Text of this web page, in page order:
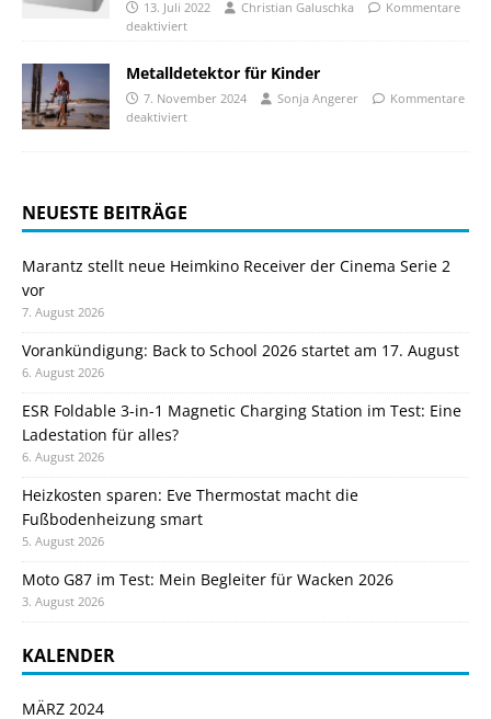
13. Juli 2022 Christian Galuschka
Kommentare
deaktiviert
Metalldetektor für Kinder
7. November 2024 Sonja Angerer
Kommentare
deaktiviert
NEUESTE BEITRÄGE
Marantz stellt neue Heimkino Receiver der Cinema Serie 2
vor
7. August 2026
Vorankündigung: Back to School 2026 startet am 17. August
6. August 2026
ESR Foldable 3-in-1 Magnetic Charging Station im Test: Eine
Ladestation für alles?
6. August 2026
Heizkosten sparen: Eve Thermostat macht die
Fußbodenheizung smart
5. August 2026
Moto G87 im Test: Mein Begleiter für Wacken 2026
3. August 2026
KALENDER
MÄRZ 2024